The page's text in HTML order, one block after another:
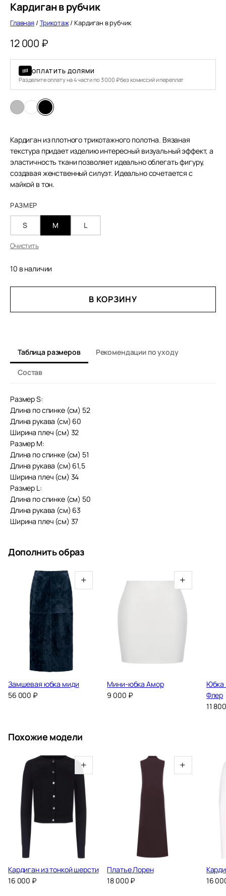
Кардиган в рубчик
Главная / Трикотаж/ Кардиган в рубчик
12 000 ₽
ОПЛАТИТЬ ДОЛЯМИ
Разделите оплату на 4 части по 3 000 ₽ без комиссий и переплат
Кардиган из плотного трикотажного полотна. Вязаная
текстура придает изделию интересный визуальный эффект, а
эластичность ткани позволяет идеально облегать фигуру,
создавая женственный силуэт. Идеально сочетается с
майкой в тон.
РАЗМЕР
S M L
Очистить
10 в наличии
КАРДИГАН
В КОРЗИНУ
Таблица размеров Рекомендации по уходу
Состав
Размер S:
Длина по спинке (см) 52
Длина рукава (см) 60
Ширина плеч (см) 32
Размер М:
Длина по спинке (см) 51
Длина рукава (см) 61,5
Ширина плеч (см) 34
Размер L:
Длина по спинке (см) 50
Длина рукава (см) 63
Ширина плеч (см) 37
Дополнить образ
+
Замшевая юбка миди
56 000 ₽
+
Мини-юбка Амор
9 000 ₽
Юбка
Флер
11
Похожие модели
+
Кардиган из тонкой шерсти
16 000 ₽
+
Платье Лорен
18 000 ₽
16